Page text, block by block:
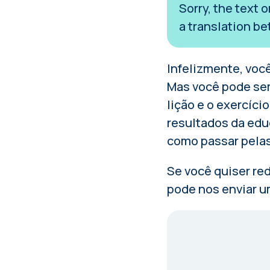
Sorry, the text
a translation
Infelizmente,
Mas você pode
lição e o
resultados da
como passar
Se você quiser
pode nos enviar